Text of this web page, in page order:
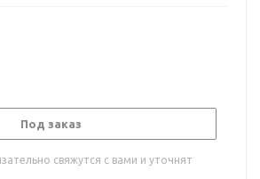
Под заказ
свяжутся с вами и уточнят